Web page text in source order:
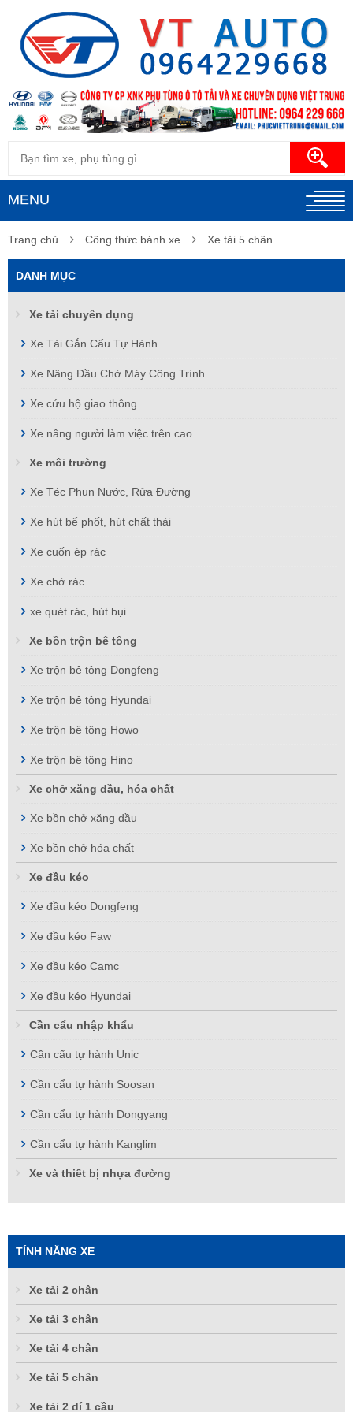
MENU
Trang chủ Công thức bánh xe Xe tải 5 chân
DANH MỤC
Xe tải chuyên dụng
Xe Tải Gắn Cẩu Tự Hành
Xe Nâng Đầu Chở Máy Công Trình
Xe cứu hộ giao thông
Xe nâng người làm việc trên cao
Xe môi trường
Xe Téc Phun Nước, Rửa Đường
Xe hút bể phốt, hút chất thải
Xe cuốn ép rác
Xe chở rác
xe quét rác, hút bụi
Xe bồn trộn bê tông
Xe trộn bê tông Dongfeng
Xe trộn bê tông Hyundai
Xe trộn bê tông Howo
Xe trộn bê tông Hino
Xe chở xăng dầu, hóa chất
Xe bồn chở xăng dầu
Xe bồn chở hóa chất
Xe đầu kéo
Xe đầu kéo Dongfeng
Xe đầu kéo Faw
Xe đầu kéo Camc
Xe đầu kéo Hyundai
Cần cẩu nhập khẩu
Cần cẩu tự hành Unic
Cần cẩu tự hành Soosan
Cần cẩu tự hành Dongyang
Cần cẩu tự hành Kanglim
Xe và thiết bị nhựa đường
TÍNH NĂNG XE
Xe tải 2 chân
Xe tải 3 chân
Xe tải 4 chân
Xe tải 5 chân
Xe tải 2 dí 1 cầu